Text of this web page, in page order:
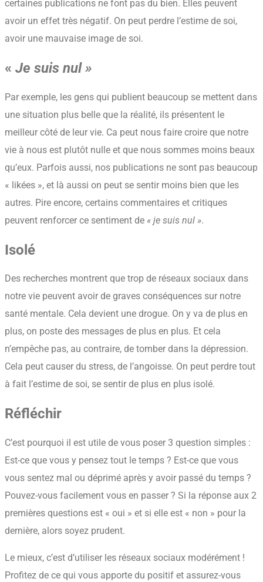
certaines publications ne font pas du bien. Elles peuvent
avoir un effet très négatif. On peut perdre l’estime de soi,
avoir une mauvaise image de soi.
« Je suis nul »
Par exemple, les gens qui publient beaucoup se mettent dans
une situation plus belle que la réalité, ils présentent le
meilleur côté de leur vie. Ca peut nous faire croire que notre
vie à nous est plutôt nulle et que nous sommes moins beaux
qu’eux. Parfois aussi, nos publications ne sont pas beaucoup
« likées », et là aussi on peut se sentir moins bien que les
autres. Pire encore, certains commentaires et critiques
peuvent renforcer ce sentiment de « je suis nul ».
Isolé
Des recherches montrent que trop de réseaux sociaux dans
notre vie peuvent avoir de graves conséquences sur notre
santé mentale. Cela devient une drogue. On y va de plus en
plus, on poste des messages de plus en plus. Et cela
n’empêche pas, au contraire, de tomber dans la dépression.
Cela peut causer du stress, de l’angoisse. On peut perdre tout
à fait l’estime de soi, se sentir de plus en plus isolé.
Réfléchir
C’est pourquoi il est utile de vous poser 3 question simples :
Est-ce que vous y pensez tout le temps ? Est-ce que vous
vous sentez mal ou déprimé après y avoir passé du temps ?
Pouvez-vous facilement vous en passer ? Si la réponse aux 2
premières questions est « oui » et si elle est « non » pour la
dernière, alors soyez prudent.
Le mieux, c’est d’utiliser les réseaux sociaux modérément !
Profitez de ce qui vous apporte du positif et assurez-vous